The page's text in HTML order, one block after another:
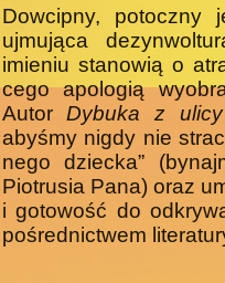
Dowcipny, potoczny
ujmująca
imieniu stanowią o
cego apologią
AutorDybuka z ulicy
abyśmy nigdy nie
nego dziecka”
Piotrusia Pana) oraz
i gotowość do
pośrednictwem